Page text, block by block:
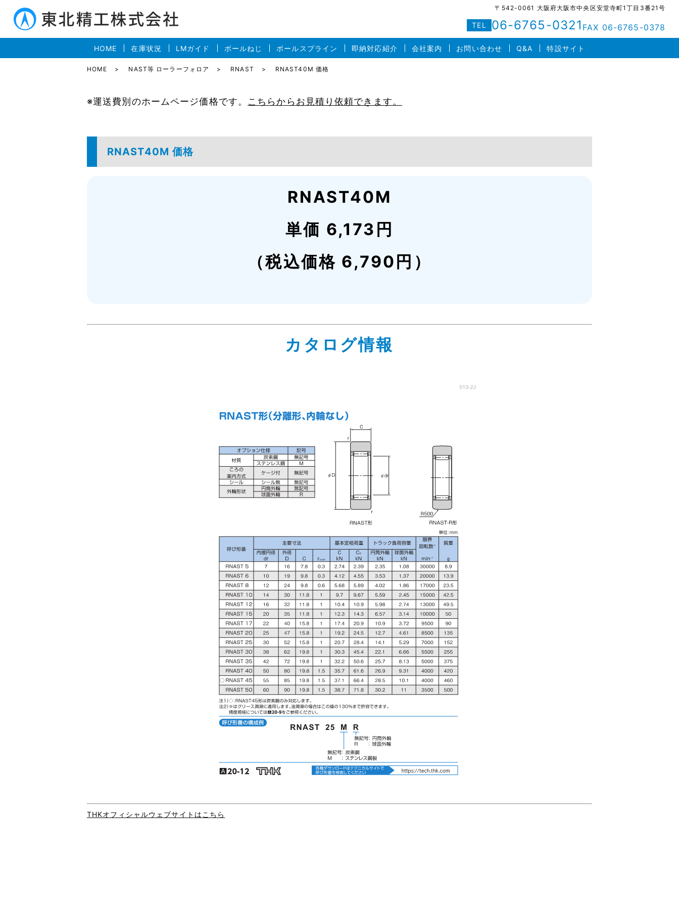
HOME 在庫状況 LMガイド ボールねじ ボールスプライン 即納対応紹介 会社案内 お問い合わせ Q&A 特設サイト
〒542-0061 大阪府大阪市中央区安堂寺町1丁目3番21号
TEL 06-6765-0321 FAX 06-6765-0378
HOME NAST等 ローラーフォロア RNAST RNAST40M 価格
※運送費別のホームページ価格です。 こちらからお見積り依頼できます。
RNAST40M 価格
RNAST40M
単価 6,173円
（税込価格 6,790円）
カタログ情報
THKオフィシャルウェブサイトはこちら